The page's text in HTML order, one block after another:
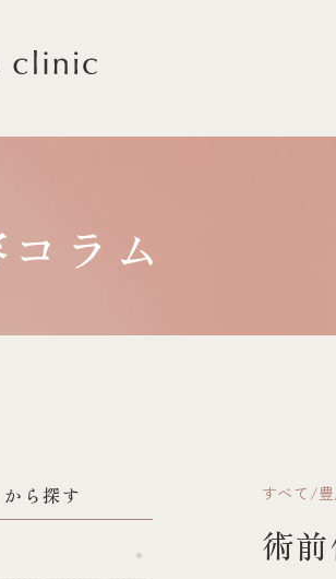
vertra clinic（ヴェルトラク
ラム
すべて/
術
ら探す